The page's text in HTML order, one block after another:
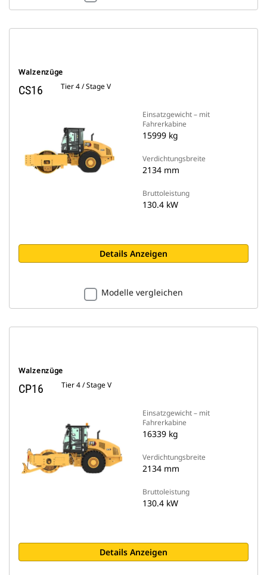
Walzenzüge
CS16 Tier 4 / Stage V
Einsatzgewicht – mit
Fahrerkabine
15999 kg
Verdichtungsbreite
2134 mm
Bruttoleistung
130.4 kW
Details Anzeigen
Modelle vergleichen
Walzenzüge
CP16 Tier 4 / Stage V
Einsatzgewicht – mit
Fahrerkabine
16339 kg
Verdichtungsbreite
2134 mm
Bruttoleistung
130.4 kW
Details Anzeigen